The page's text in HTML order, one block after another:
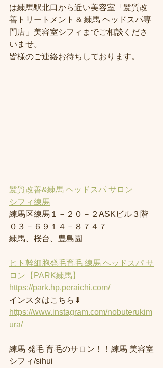
は練馬駅北口から近い美容室「髪質改
善トリートメント & 練馬 ヘッドスパ専
門店」美容室シフィまでご相談くださ
いませ。
皆様のご連絡お待ちしております。
髪質改善&練馬 ヘッドスパ サロン
シフィ練馬
練馬区練馬１－２０－２ASKビル３階
０３－６９１４－８７４７
練馬、桜台、豊島園
ヒト幹細胞発毛育毛 練馬 ヘッドスパ サ
ロン【PARK練馬】
https://park.hp.peraichi.com/
インスタはこちら⬇︎
https://www.instagram.com/nobuterukim
ura/
練馬 発毛 育毛のサロン！！練馬 美容室
シフィ/sihui